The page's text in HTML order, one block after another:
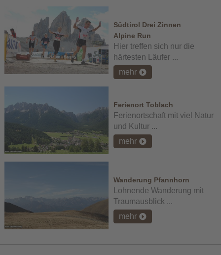
Südtirol Drei Zinnen
Alpine Run
Hier treffen sich nur die
härtesten Läufer ...
mehr
Ferienort Toblach
Ferienortschaft mit viel Natur
und Kultur ...
mehr
Wanderung Pfannhorn
Lohnende Wanderung mit
Traumausblick ...
mehr